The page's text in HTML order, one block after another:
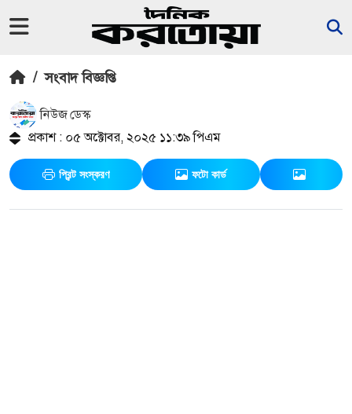
/ সংবাদ বিজ্ঞপ্তি
নিউজ ডেস্ক
প্রকাশ : ০৫ অক্টোবর, ২০২৫ ১১:৩৯ পিএম
প্রিন্ট সংস্করণ ফটো কার্ড